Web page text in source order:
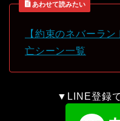
あわせて読みたい
【約束のネバーラ
亡シーン一覧
▼LINE登録